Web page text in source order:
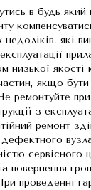
в будь який
недоліків, які
низької якості
якщо бути
ремонтуйте
з
ремонт
сервісного
повернення
проведенні